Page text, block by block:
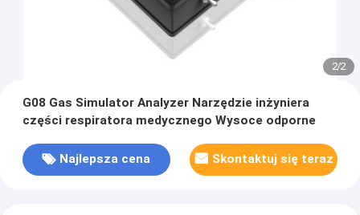
2/2
G08 Gas Simulator Analyzer Narzędzie inżyniera
części respiratora medycznego Wysoce odporne
Najlepsza cena Skontaktuj się teraz